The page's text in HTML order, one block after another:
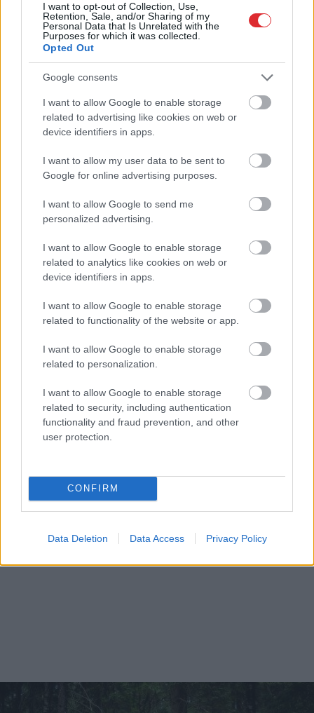
I want to opt-out of Collection, Use,
Retention, Sale, and/or Sharing of my
Personal Data that Is Unrelated with the
Purposes for which it was collected.
Opted Out
Google consents
I want to allow Google to enable storage
related to advertising like cookies on web or
device identifiers in apps.
I want to allow my user data to be sent to
Google for online advertising purposes.
I want to allow Google to send me
personalized advertising.
I want to allow Google to enable storage
related to analytics like cookies on web or
device identifiers in apps.
I want to allow Google to enable storage
related to functionality of the website or app.
I want to allow Google to enable storage
related to personalization.
I want to allow Google to enable storage
related to security, including authentication
functionality and fraud prevention, and other
user protection.
CONFIRM
Data Deletion Data Access Privacy Policy
“Pirmoreizi ko tādu
redzu.” Pircēji sajūsmā par
veikalā novēroto
jaunieviesumu
“Viņi tos mīl!” Slaidiņš
Krievijas situāciju
frontē
pārstāvjiem labāk
nestrīdēties: viņi
vienmēr atradīs veidu,
Atcelt Ziņot